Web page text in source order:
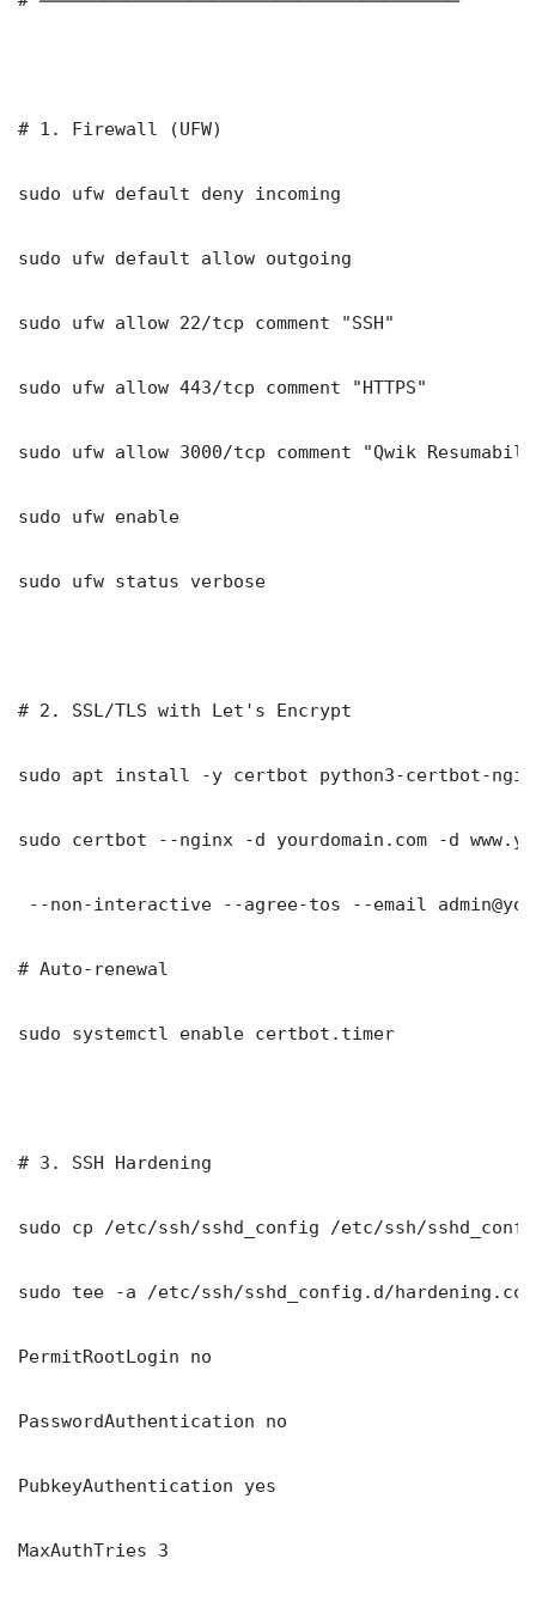
# 1. Firewall (UFW)
sudo ufw default deny incoming
sudo ufw default allow outgoing
sudo ufw allow 22/tcp comment "SSH"
sudo ufw allow 443/tcp comment "HTTPS"
sudo ufw allow 3000/tcp comment "Qwik
sudo ufw enable
sudo ufw status verbose
# 2. SSL/TLS with Let's Encrypt
sudo apt install -y certbot python3-certbot-
sudo certbot --nginx -d yourdomain.com -d
--non-interactive --agree-tos --email
# Auto-renewal
sudo systemctl enable certbot.timer
# 3. SSH Hardening
sudo cp /etc/ssh/sshd_config /etc/ssh/
sudo tee -a /etc/ssh/sshd_config.d/
PermitRootLogin no
PasswordAuthentication no
PubkeyAuthentication yes
MaxAuthTries 3